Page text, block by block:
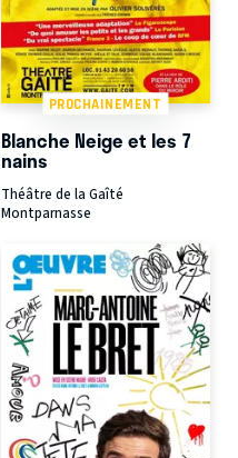
PROCHAINEMENT
Blanche Neige et les 7
nains
Théâtre de la Gaîté
Montparnasse